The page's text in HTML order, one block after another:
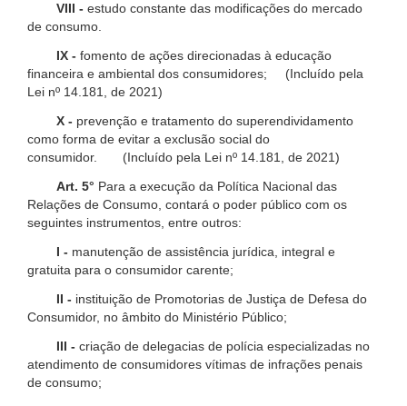
VIII - estudo constante das modificações do mercado
de consumo.
IX - fomento de ações direcionadas à educação
financeira e ambiental dos consumidores; (Incluído pela
Lei nº 14.181, de 2021)
X - prevenção e tratamento do superendividamento
como forma de evitar a exclusão social do
consumidor. (Incluído pela Lei nº 14.181, de 2021)
Art. 5° Para a execução da Política Nacional das
Relações de Consumo, contará o poder público com os
seguintes instrumentos, entre outros:
I - manutenção de assistência jurídica, integral e
gratuita para o consumidor carente;
II - instituição de Promotorias de Justiça de Defesa do
Consumidor, no âmbito do Ministério Público;
III - criação de delegacias de polícia especializadas no
atendimento de consumidores vítimas de infrações penais
de consumo;